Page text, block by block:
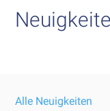
Alle Neuigkeiten